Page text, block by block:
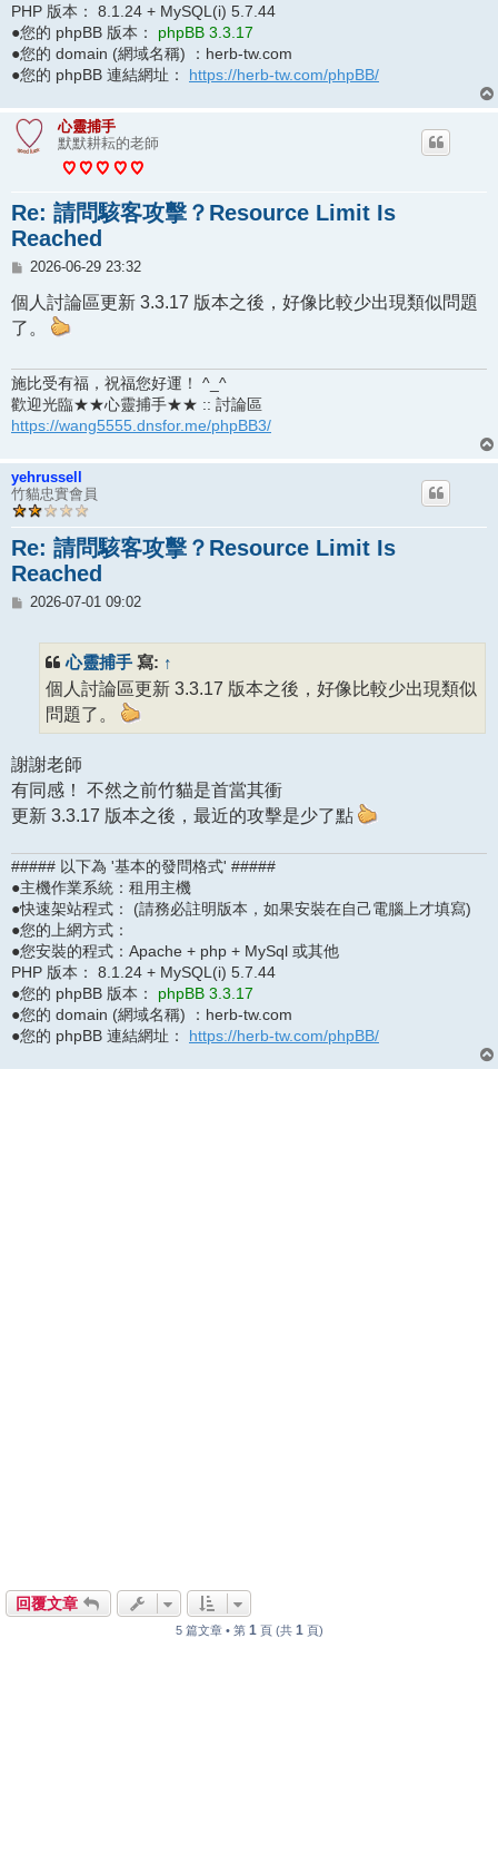
PHP 版本： 8.1.24 + MySQL(i) 5.7.44
●您的 phpBB 版本： phpBB 3.3.17
●您的 domain (網域名稱) ：herb-tw.com
●您的 phpBB 連結網址： https://herb-tw.com/phpBB/
心靈捕手
默默耕耘的老師
Re: 請問駭客攻擊？Resource Limit Is
Reached
文
2026-06-29 23:32
個人討論區更新 3.3.17 版本之後，好像比較少出現類似問題
了。
施比受有福，祝福您好運！ ^_^
歡迎光臨★★心靈捕手★★ :: 討論區
https://wang5555.dnsfor.me/phpBB3/
yehrussell
竹貓忠實會員
Re: 請問駭客攻擊？Resource Limit Is
Reached
文
2026-07-01 09:02
心靈捕手 寫: ↑
個人討論區更新 3.3.17 版本之後，好像比較少出現類似
問題了。
謝謝老師
有同感！ 不然之前竹貓是首當其衝
更新 3.3.17 版本之後，最近的攻擊是少了點
##### 以下為 '基本的發問格式' #####
●主機作業系統：租用主機
●快速架站程式： (請務必註明版本，如果安裝在自己電腦上才填寫)
●您的上網方式：
●您安裝的程式：Apache + php + MySql 或其他
PHP 版本： 8.1.24 + MySQL(i) 5.7.44
●您的 phpBB 版本： phpBB 3.3.17
●您的 domain (網域名稱) ：herb-tw.com
●您的 phpBB 連結網址： https://herb-tw.com/phpBB/
回覆文章
5 篇文章 • 第 1 頁 (共 1 頁)